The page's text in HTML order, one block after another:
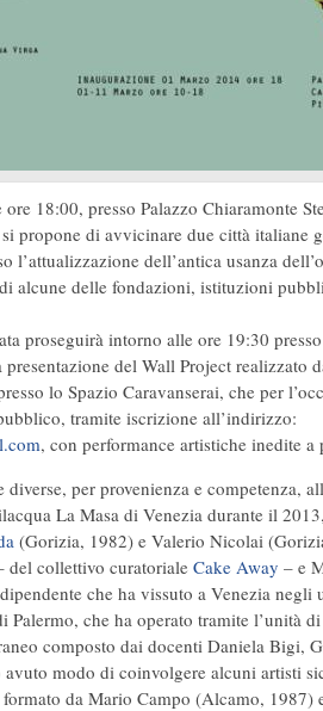
18:00, presso Palazzo Chiaramonte
propone di avvicinare due città italiane
l’attualizzazione dell’antica usanza
alcune delle fondazioni, istituzioni
proseguirà intorno alle ore 19:30
presentazione del Wall Project realizzato
lo Spazio Caravanserai, che per
tramite iscrizione all’indirizzo:
, con performance artistiche inedite
per provenienza e competenza,
La Masa di Venezia durante il
(Gorizia, 1982) e Valerio Nicolai
del collettivo curatoriale Cake Away – e
che ha vissuto a Venezia negli
Palermo, che ha operato tramite l’unità
composto dai docenti Daniela Bigi,
modo di coinvolgere alcuni artisti
da Mario Campo (Alcamo, 1987)